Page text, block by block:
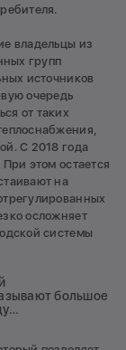
владельцы из
групп
источников
очередь
от таких
С 2018 года
этом остается
на
осложняет
системы
большое